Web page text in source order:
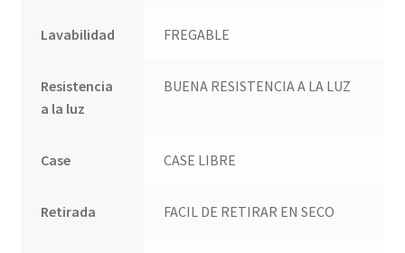
Lavabilidad FREGABLE
Resistencia
a la luz
BUENA RESISTENCIA A LA LUZ
Case CASE LIBRE
Retirada FACIL DE RETIRAR EN SECO